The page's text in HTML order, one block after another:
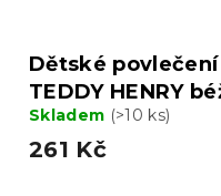
Dětské
TEDDY HENRY
Skladem (>10 ks)
261 Kč